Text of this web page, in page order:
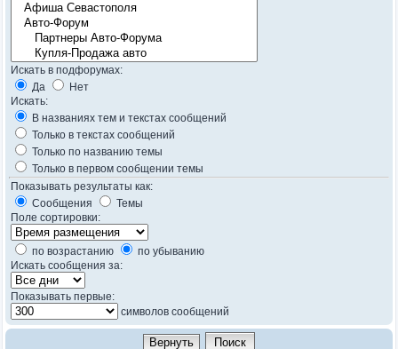
Искать в подфорумах:
Да
Нет
Искать:
В названиях тем и текстах сообщений
Только в текстах сообщений
Только по названию темы
Только в первом сообщении темы
Показывать результаты как:
Сообщения
Темы
Поле сортировки:
по возрастанию
по убыванию
Искать сообщения за:
Показывать первые:
символов сообщений